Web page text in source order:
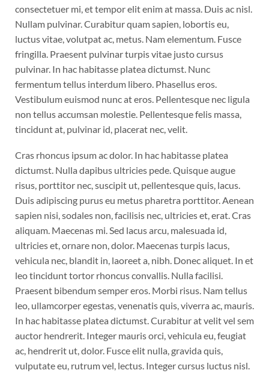
consectetuer mi, et tempor elit enim at massa. Duis ac nisl.
Nullam pulvinar. Curabitur quam sapien, lobortis eu,
luctus vitae, volutpat ac, metus. Nam elementum. Fusce
fringilla. Praesent pulvinar turpis vitae justo cursus
pulvinar. In hac habitasse platea dictumst. Nunc
fermentum tellus interdum libero. Phasellus eros.
Vestibulum euismod nunc at eros. Pellentesque nec ligula
non tellus accumsan molestie. Pellentesque felis massa,
tincidunt at, pulvinar id, placerat nec, velit.
Cras rhoncus ipsum ac dolor. In hac habitasse platea
dictumst. Nulla dapibus ultricies pede. Quisque augue
risus, porttitor nec, suscipit ut, pellentesque quis, lacus.
Duis adipiscing purus eu metus pharetra porttitor. Aenean
sapien nisi, sodales non, facilisis nec, ultricies et, erat. Cras
aliquam. Maecenas mi. Sed lacus arcu, malesuada id,
ultricies et, ornare non, dolor. Maecenas turpis lacus,
vehicula nec, blandit in, laoreet a, nibh. Donec aliquet. In et
leo tincidunt tortor rhoncus convallis. Nulla facilisi.
Praesent bibendum semper eros. Morbi risus. Nam tellus
leo, ullamcorper egestas, venenatis quis, viverra ac, mauris.
In hac habitasse platea dictumst. Curabitur at velit vel sem
auctor hendrerit. Integer mauris orci, vehicula eu, feugiat
ac, hendrerit ut, dolor. Fusce elit nulla, gravida quis,
vulputate eu, rutrum vel, lectus. Integer cursus luctus nisl.